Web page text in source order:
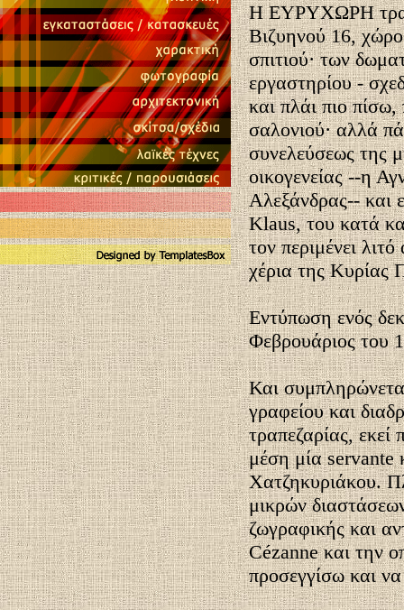
Η ΕΥΡΥΧΩΡΗ
Βιζυηνού 16,
σπιτιού· των
εργαστηρίου -
και πλάι πιο
σαλονιού· αλλά
συνελεύσεως της
οικογενείας --η
Αλεξάνδρας-- και
Klaus, του κατά
τον περιμένει
χέρια της Κυρίας
Εντύπωση ενός
Φεβρουάριος του
Και
γραφείου και
τραπεζαρίας,
μέση μία servante
Χατζηκυριάκου.
μικρών
ζωγραφικής και
Cézanne και την
προσεγγίσω και